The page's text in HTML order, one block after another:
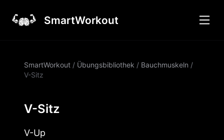
SmartWorkout
SmartWorkout / Übungsbibliothek / Bauchmuskeln /
V-Sitz
V-Sitz
V-Up